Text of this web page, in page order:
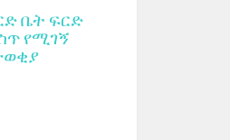
ቤት ፍርድ
የሚገኝ